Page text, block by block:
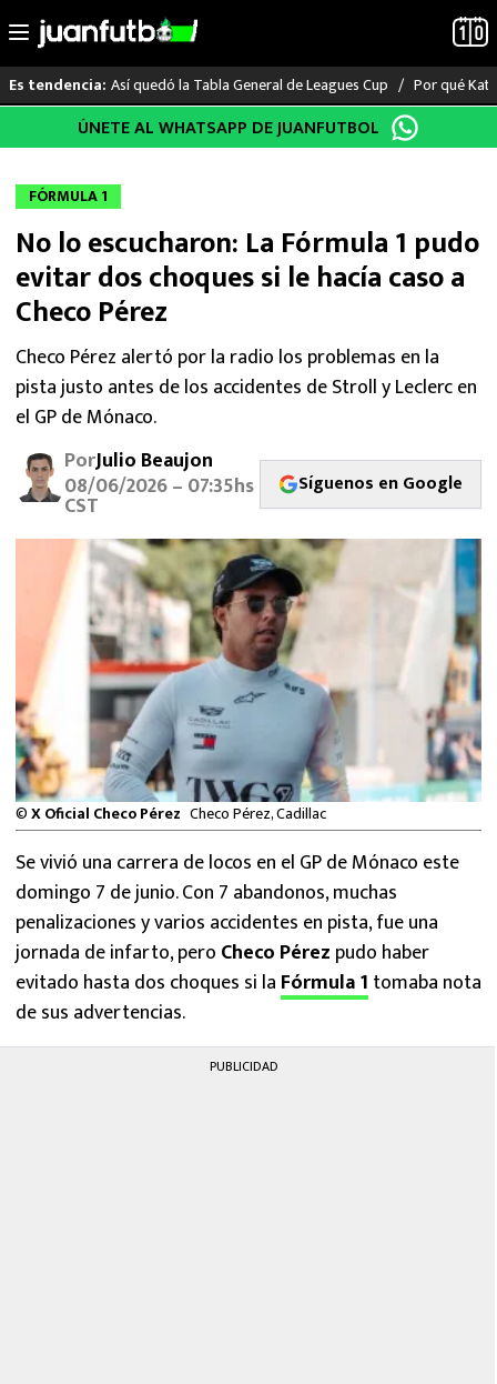
al
Es tendencia: Así quedó la Tabla General de Leagues Cup Por qué
LO ÚLTIMO
LIGA MX
RAYADOS
PUMAS
ATLANTE
SELECCIÓN MEXICANA
FUTBOL INTERNACIONAL
MEXICANOS EN EL EXTRANJERO
FUTBOL ESTUFA
FÓRMULA 1
BOXEO
LIGA MX
NFL
ÚNETE AL WHATSAPP DE JUANFUTBOL
FÓRMULA 1
No lo escucharon: La Fórmula 1 pudo
evitar dos choques si le hacía caso a
Checo Pérez
Checo Pérez alertó por la radio los problemas en la
pista justo antes de los accidentes de Stroll y Leclerc en
el GP de Mónaco.
PorJulio Beaujon
08/06/2026 – 07:35hs
CST
Síguenos en Google
©X Oficial Checo Pérez Checo Pérez, Cadillac
Se vivió una carrera de locos en el GP de Mónaco este
domingo 7 de junio. Con 7 abandonos, muchas
penalizaciones y varios accidentes en pista, fue una
jornada de infarto, pero Checo Pérez pudo haber
evitado hasta dos choques si la Fórmula 1 tomaba nota
de sus advertencias.
PUBLICIDAD